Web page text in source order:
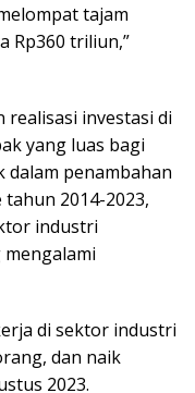
tajam
Rp360 triliun,”
investasi di
yang luas bagi
penambahan
2014-2023,
industri
di sektor industri
dan naik
2023.